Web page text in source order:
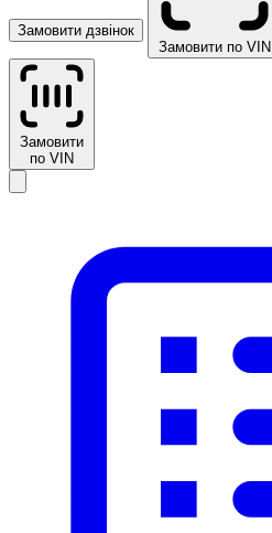
Замовити дзвінок
Замовити по VIN
Замовити
по VIN